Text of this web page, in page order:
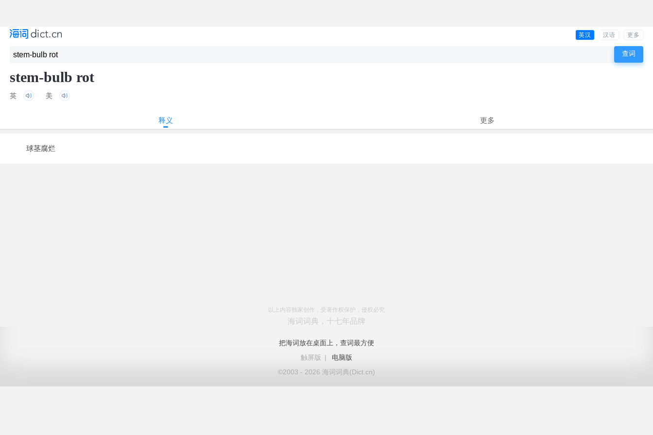
英汉 汉语 更多
stem-bulb rot
英 美
释义 更多
球茎腐烂
以上内容独家创作，受著作权保护，侵权必究
海词词典，十七年品牌
把海词放在桌面上，查词最方便
触屏版
|
电脑版
©2003 - 2026 海词词典(Dict.cn)